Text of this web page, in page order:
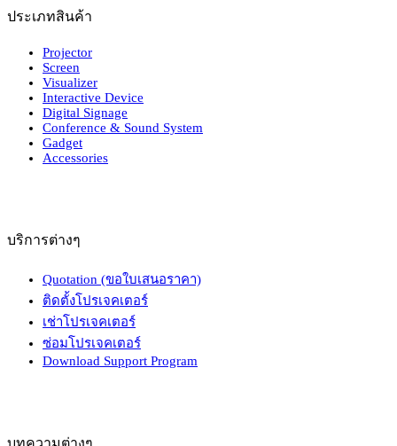
ประเภทสินค้า
Projector
Screen
Visualizer
Interactive Device
Digital Signage
Conference & Sound System
Gadget
Accessories
บริการต่างๆ
Quotation (ขอใบเสนอราคา)
ติดตั้งโปรเจคเตอร์
เช่าโปรเจคเตอร์
ซ่อมโปรเจคเตอร์
Download Support Program
บทความต่างๆ